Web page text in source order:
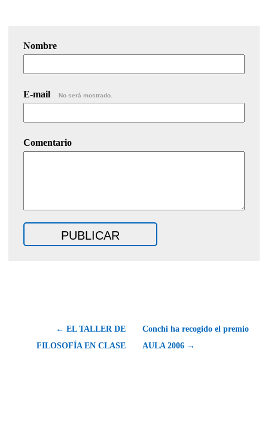
Nombre
E-mail No será mostrado.
Comentario
← EL TALLER DE
FILOSOFÍA EN CLASE
Conchi ha recogido el premio
AULA 2006 →